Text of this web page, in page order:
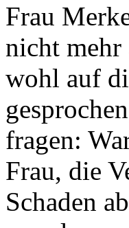
Frau
nicht mehr
wohl auf
fragen:
Frau, die
Schaden